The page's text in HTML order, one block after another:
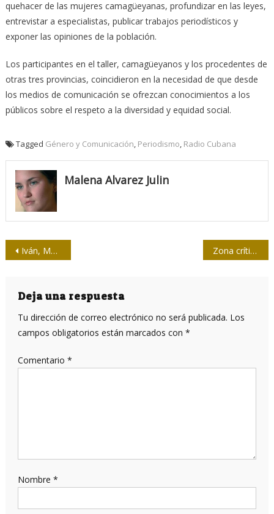
quehacer de las mujeres camagüeyanas, profundizar en las leyes,
entrevistar a especialistas, publicar trabajos periodísticos y
exponer las opiniones de la población.
Los participantes en el taller, camagüeyanos y los procedentes de
otras tres provincias, coincidieron en la necesidad de que desde
los medios de comunicación se ofrezcan conocimientos a los
públicos sobre el respeto a la diversidad y equidad social.
Tagged Género y Comunicación, Periodismo, Radio Cubana
Malena Alvarez Julin
Navegación
entradas
Iván, Moreno, Soriano, la virtud reconocida Zona crítica: Periodismo cultural y redes sociales
Deja una respuesta
Tu dirección de correo electrónico no será publicada. Los
campos obligatorios están marcados con *
Comentario *
Nombre *